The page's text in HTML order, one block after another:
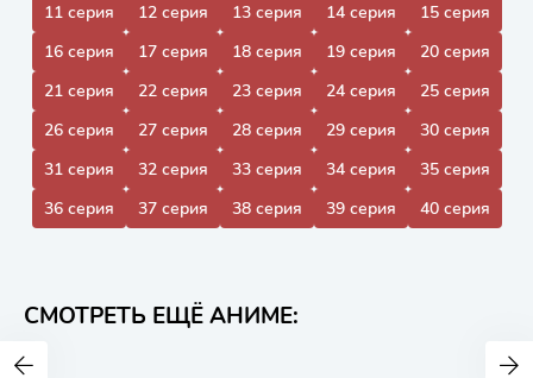
11 серия 12 серия 13 серия 14 серия
15 серия
16 серия
17 серия 18 серия 19 серия
20 серия
21 серия
22 серия 23 серия 24 серия
25 серия
26 серия
27 серия 28 серия 29 серия
30 серия
31 серия
32 серия 33 серия 34 серия
35 серия
36 серия
37 серия 38 серия 39 серия 40 серия
СМОТРЕТЬ ЕЩЁ АНИМЕ: